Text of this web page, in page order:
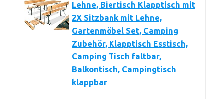
Lehne, Biertisch Klapptisch mit
2X Sitzbank mit Lehne,
Gartenmöbel Set, Camping
Zubehör, Klapptisch Esstisch,
Camping Tisch faltbar,
Balkontisch, Campingtisch
klappbar